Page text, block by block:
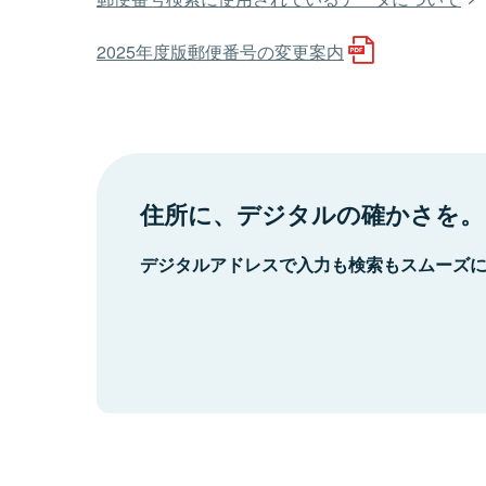
2025年度版郵便番号の変更案内
住所に、デジタルの確かさを。
デジタルアドレスで入力も検索もスムーズ